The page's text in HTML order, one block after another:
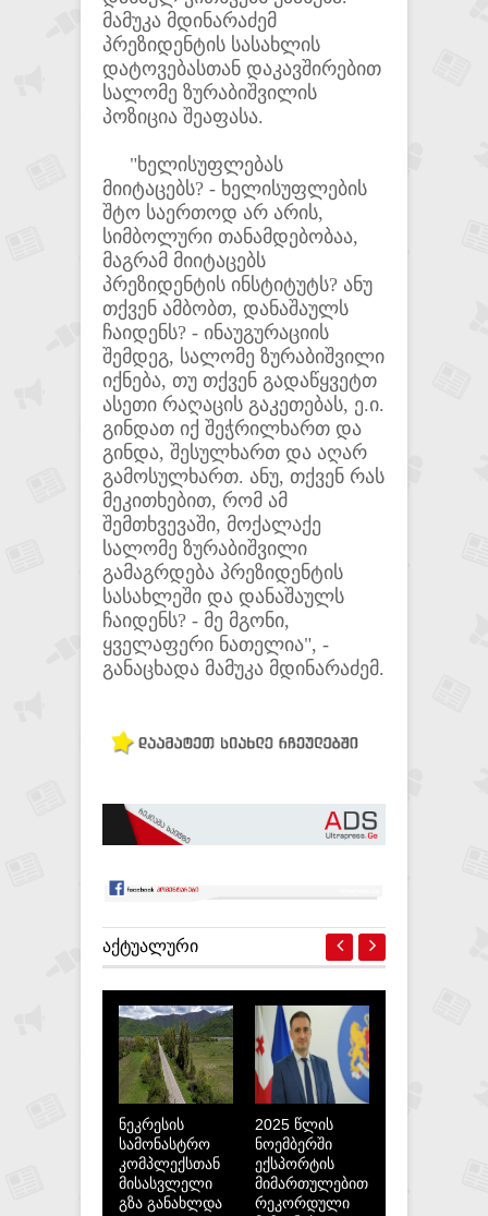
მამუკა მდინარაძემ
პრეზიდენტის სასახლის
დატოვებასთან დაკავშირებით
სალომე ზურაბიშვილის
პოზიცია შეაფასა.
"ხელისუფლებას
მიიტაცებს? - ხელისუფლების
შტო საერთოდ არ არის,
სიმბოლური თანამდებობაა,
მაგრამ მიიტაცებს
პრეზიდენტის ინსტიტუტს? ანუ
თქვენ ამბობთ, დანაშაულს
ჩაიდენს? - ინაუგურაციის
შემდეგ, სალომე ზურაბიშვილი
იქნება, თუ თქვენ გადაწყვეტთ
ასეთი რაღაცის გაკეთებას, ე.ი.
გინდათ იქ შეჭრილხართ და
გინდა, შესულხართ და აღარ
გამოსულხართ. ანუ, თქვენ რას
მეკითხებით, რომ ამ
შემთხვევაში, მოქალაქე
სალომე ზურაბიშვილი
გამაგრდება პრეზიდენტის
სასახლეში და დანაშაულს
ჩაიდენს? - მე მგონი,
ყველაფერი ნათელია", -
განაცხადა მამუკა მდინარაძემ.
ᲐᲥᲢᲣᲐᲚᲣᲠᲘ
ნეკრესის
სამონასტრო
კომპლექსთან
მისასვლელი
გზა განახლდა
2025 წლის
ნოემბერში
ექსპორტის
მიმართულებით
რეკორდული